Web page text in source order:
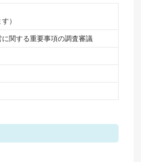
）
関する重要事項の調査審議